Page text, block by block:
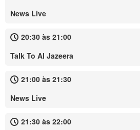
News Live
20:30 às 21:00
Talk To Al Jazeera
21:00 às 21:30
News Live
21:30 às 22:00